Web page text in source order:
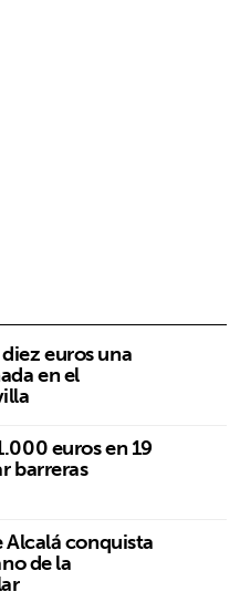
euros una
en el
euros en 19
barreras
Alcalá conquista
de la